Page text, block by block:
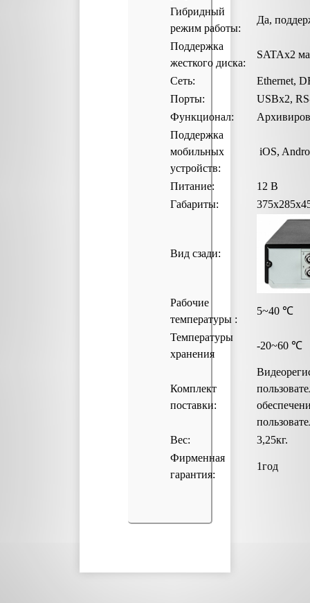
Гибридный
режим работы:
Да,
Поддержка
жесткого диска:
SATAх2
Сеть:
Ethernet,
Порты:
USBх2,
Функционал:
Поддержка
мобильных
устройств:
iOS,
Питание:
12 В
Габариты:
Вид сзади:
Рабочие
температуры :
5~40 ℃
Температуры
хранения
-20~60 ℃
Комплект
поставки:
Вес:
3,25кг.
Фирменная
гарантия:
1год